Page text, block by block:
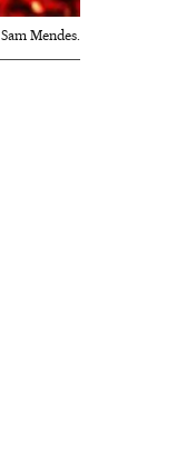
Mendes.